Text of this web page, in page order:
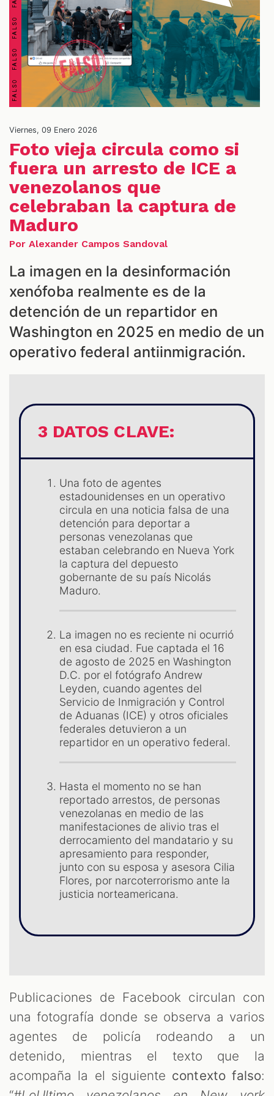
Viernes, 09 Enero 2026
Foto vieja circula como si
fuera un arresto de ICE a
venezolanos que
celebraban la captura de
Maduro
Por Alexander Campos Sandoval
La imagen en la desinformación
xenófoba realmente es de la
detención de un repartidor en
Washington en 2025 en medio de un
operativo federal antiinmigración.
3 DATOS CLAVE:
Una foto de agentes
estadounidenses en un operativo
circula en una noticia falsa de una
detención para deportar a
personas venezolanas que
estaban celebrando en Nueva York
la captura del depuesto
gobernante de su país Nicolás
Maduro.
La imagen no es reciente ni ocurrió
en esa ciudad. Fue captada el 16
de agosto de 2025 en Washington
D.C. por el fotógrafo Andrew
Leyden, cuando agentes del
Servicio de Inmigración y Control
de Aduanas (ICE) y otros oficiales
federales detuvieron a un
repartidor en un operativo federal.
Hasta el momento no se han
reportado arrestos, de personas
venezolanas en medio de las
manifestaciones de alivio tras el
derrocamiento del mandatario y su
apresamiento para responder,
junto con su esposa y asesora Cilia
Flores, por narcoterrorismo ante la
justicia norteamericana.
Publicaciones de Facebook circulan con
una fotografía donde se observa a varios
agentes de policía rodeando a un
detenido, mientras el texto que la
acompaña la el siguiente contexto falso: